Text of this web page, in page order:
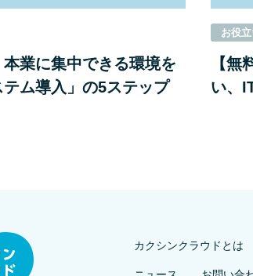
本業に集中できる環境を
ム導入」の5ステップ
お役
【
い、
カクシンクラウドとは